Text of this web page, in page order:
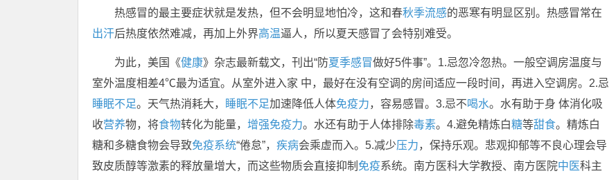
热感冒的最主要症状就是发热，但不会明显地怕冷，这和春秋季流感的恶寒有明显区别。热感冒常在
出汗后热度依然难减，再加上外界高温逼人，所以夏天感冒了会特别难受。
为此，美国《健康》杂志最新载文，刊出“防夏季感冒做好5件事”。1.忌忽冷忽热。一般空调房温度与
室外温度相差4℃最为适宜。从室外进入家 中，最好在没有空调的房间适应一段时间，再进入空调房。2.忌
睡眠不足。天气热消耗大， 睡眠不足加速降低人体免疫力，容易感冒。3.忌不喝水。水有助于身 体消化吸
收营养物，将食物转化为能量， 增强免疫力。水还有助于人体排除毒素。4.避免精炼白糖等甜食。精炼白
糖和多糖食物会导致免疫系统“倦怠”， 疾病会乘虚而入。5.减少压力，保持乐观。悲观抑郁等不良心理会导
致皮质醇等激素的释放量增大，而这些物质会直接抑制 免疫系统。南方医科大学教授、南方医院中医科主